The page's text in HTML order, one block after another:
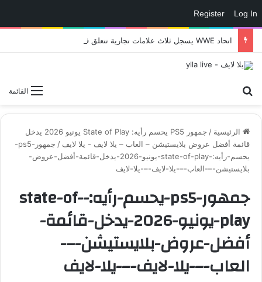
Log In
Register
القائمة
الرئيسية /
جمهور PS5 يحسم رأيه: State of Play يونيو 2026 يدخل
قائمة أفضل عروض بلايستيشن – العاب – يلا لايف - يلا لايف /
جمهور-ps5-
يحسم-رأيه:-state-of-play-يونيو-2026-يدخل-قائمة-أفضل-عروض-
بلايستيشن-–-العاب-–-يلا-لايف-–-يلا-لايف
جمهور-ps5-يحسم-رأيه:-state-of-
play-يونيو-2026-يدخل-قائمة-
أفضل-عروض-بلايستيشن-–-
العاب-–-يلا-لايف-–-يلا-لايف